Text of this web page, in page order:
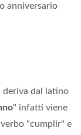
anniversario
deriva dal latino
" infatti viene
"cumplir" e